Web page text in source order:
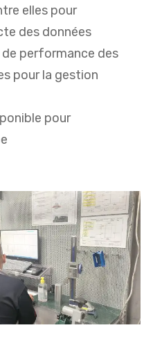
elles pour
des données
performance des
pour la gestion
pour